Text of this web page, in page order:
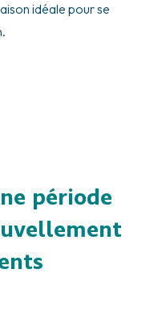
idéale pour se
période